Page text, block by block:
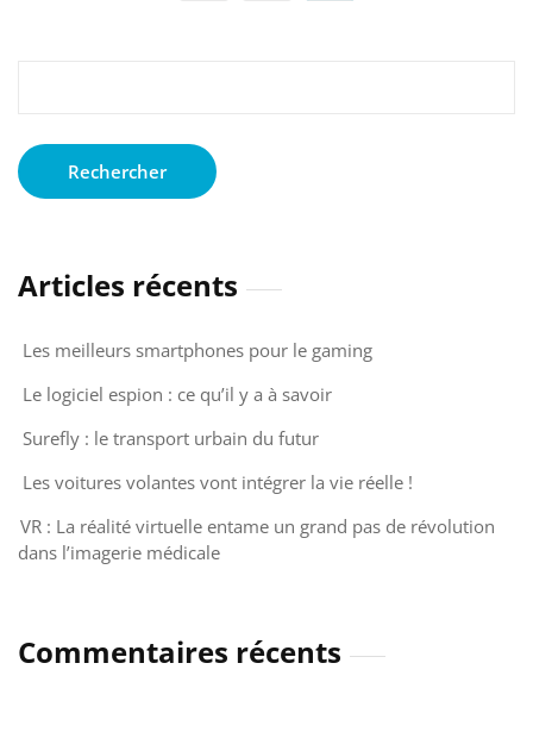
Articles récents
Les meilleurs smartphones pour le gaming
Le logiciel espion : ce qu’il y a à savoir
Surefly : le transport urbain du futur
Les voitures volantes vont intégrer la vie réelle !
VR : La réalité virtuelle entame un grand pas de révolution
dans l’imagerie médicale
Commentaires récents